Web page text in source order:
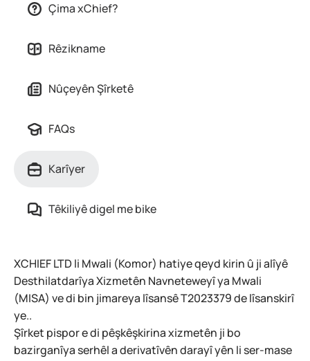
Çima xChief?
Rêzikname
Nûçeyên Şîrketê
FAQs
Karîyer
Têkiliyê digel me bike
XCHIEF LTD li Mwali (Komor) hatiye qeyd kirin û ji alîyê
Desthilatdarîya Xizmetên Navneteweyî ya Mwali
(MISA) ve di bin jimareya lîsansê T2023379 de lîsanskirî
ye..
Şîrket pispor e di pêşkêşkirina xizmetên ji bo
bazirganîya serhêl a derivatîvên darayî yên li ser-mase